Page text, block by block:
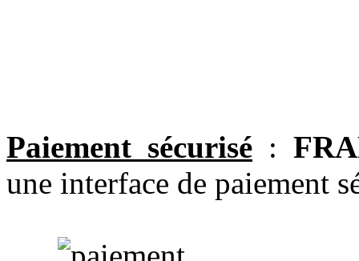
Paiement sécurisé :
une interface de paiement